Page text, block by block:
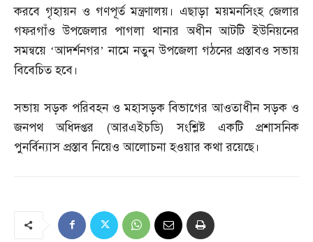
করবে গৃহায়ন ও গণপূর্ত মন্ত্রণালয়। এছাড়া ময়মনসিংহ জেলার
গফরগাঁও উপজেলার পাগলা থানার অধীন আটটি ইউনিয়নের
সমন্বয়ে ‘আদর্শনগর’ নামে নতুন উপজেলা গঠনের প্রস্তাবও সভায়
বিবেচিত হবে।
সভায় সড়ক পরিবহন ও মহাসড়ক বিভাগের আওতাধীন সড়ক ও
জনপথ অধিদপ্তর (আরএইচডি)সংশ্লিষ্ট একটি প্রশাসনিক
পুনর্বিন্যাস প্রস্তাব নিয়েও আলোচনা হওয়ার কথা রয়েছে।